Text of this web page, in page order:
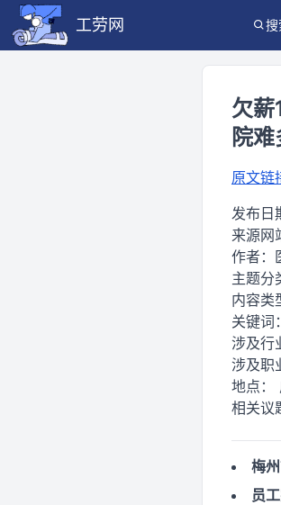
工劳网
欠
院
原文链
发布日
来源网
作者：
主题分
内容类
关键词：
涉及行
涉及职
地点：
相关议
梅
员